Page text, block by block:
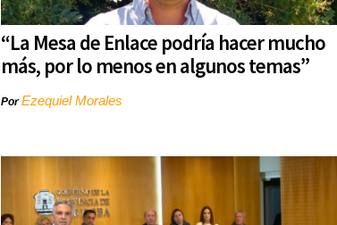
“La Mesa de Enlace podría hacer mucho
más, por lo menos en algunos temas”
PorEzequiel Morales